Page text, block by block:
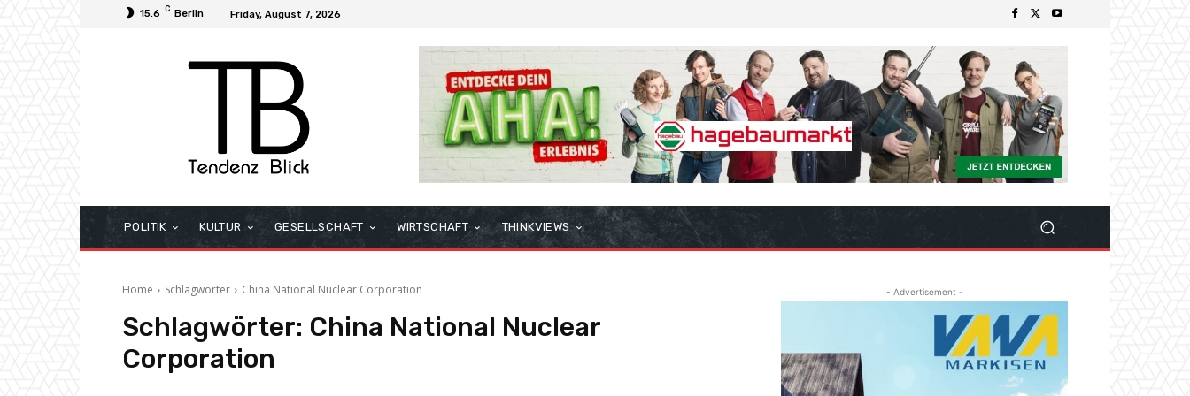
15.6 C Berlin Friday, August 7, 2026
POLITIK KULTUR GESELLSCHAFT WIRTSCHAFT THINKVIEWS
Home Schlagwörter China National Nuclear Corporation
Schlagwörter: China National Nuclear
Corporation
- Advertisement -